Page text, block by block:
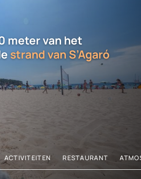
ACTIVITEITEN RESTAURANT
meter van het
strand van S’Agaró